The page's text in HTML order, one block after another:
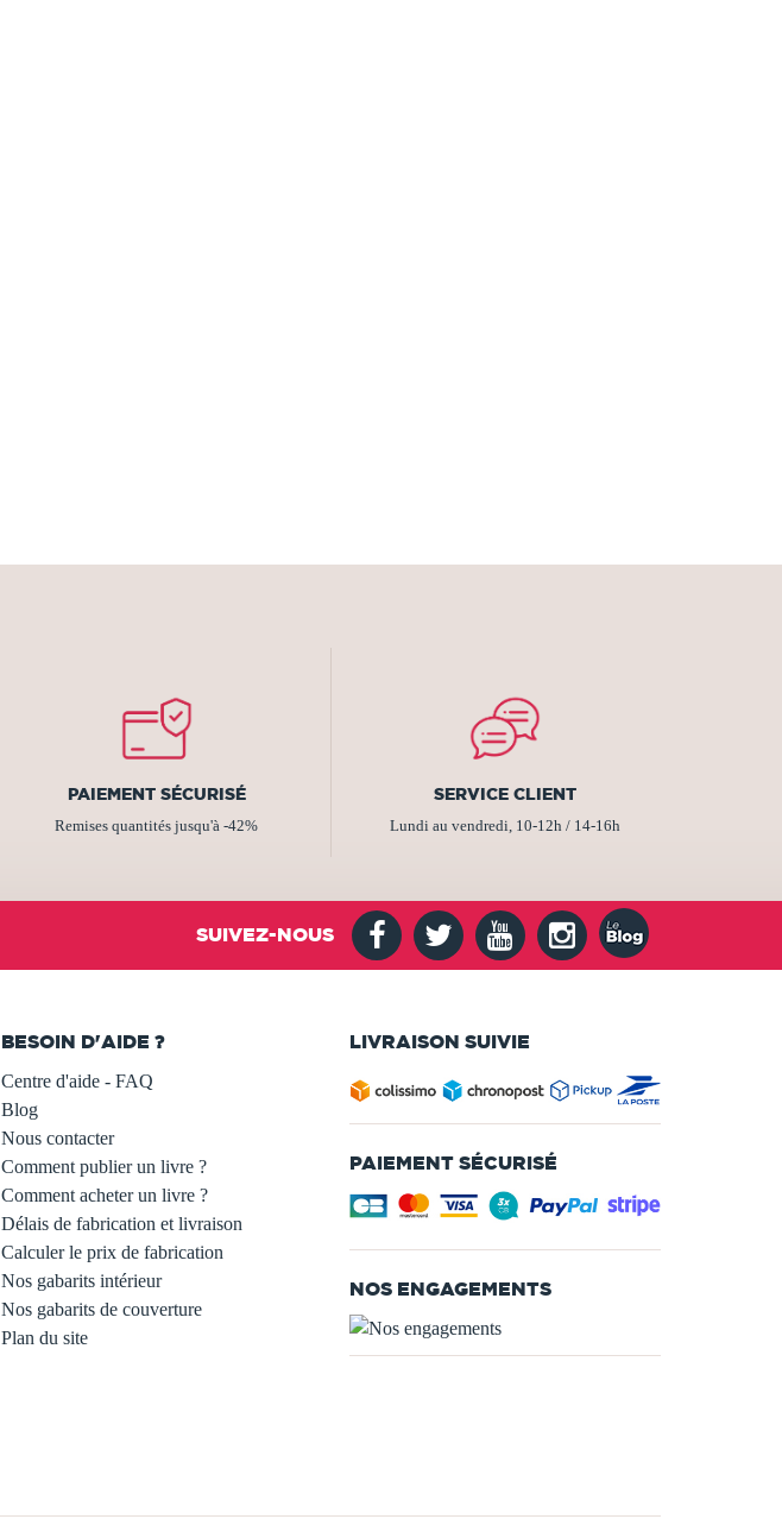
PAIEMENT SÉCURISÉ
Remises quantités jusqu'à -42%
SERVICE CLIENT
Lundi au vendredi, 10-12h / 14-16h
SUIVEZ-NOUS
BESOIN D'AIDE ?
Centre d'aide - FAQ
Blog
Nous contacter
Comment publier un livre ?
Comment acheter un livre ?
Délais de fabrication et livraison
Calculer le prix de fabrication
Nos gabarits intérieur
Nos gabarits de couverture
Plan du site
LIVRAISON SUIVIE
PAIEMENT SÉCURISÉ
NOS ENGAGEMENTS